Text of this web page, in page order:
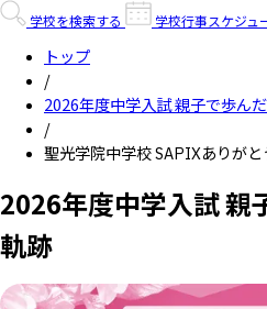
学校を検索する
学校行事スケジュ
トップ
/
2026年度中学入試 親子で歩ん
/
聖光学院中学校 SAPIXありがと
2026年度中学入試 親
軌跡